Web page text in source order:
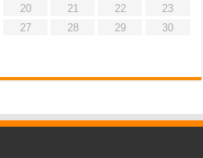
20 21 22
23
27 28 29
30